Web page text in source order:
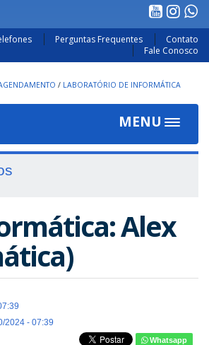
Perguntas Frequentes
Contato
Fale Conosco
/ LABORATÓRIO DE INFORMÁTICA
MENU
Toggle
Alex
2024 - 07:39
Whatsapp